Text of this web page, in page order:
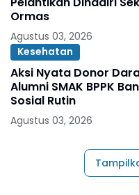
Ormas
Agustus 03, 2026
Kesehatan
Aksi Nyata Donor
Alumni SMAK BPPK
Sosial Rutin
Agustus 03, 2026